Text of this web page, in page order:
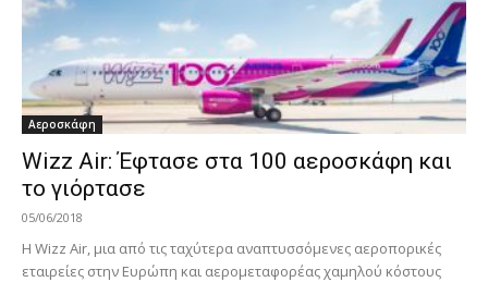
Αεροσκάφη
Wizz Air: Έφτασε στα 100 αεροσκάφη και
το γιόρτασε
05/06/2018
Η Wizz Air, μια από τις ταχύτερα αναπτυσσόμενες αεροπορικές
εταιρείες στην Ευρώπη και αερομεταφορέας χαμηλού κόστους